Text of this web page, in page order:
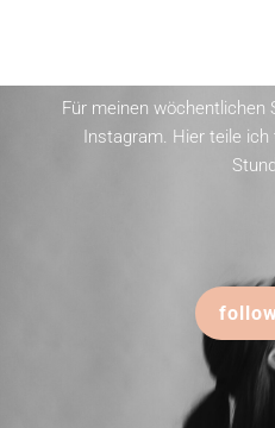
Für meinen wöchentlichen
Instagram. Hier teile